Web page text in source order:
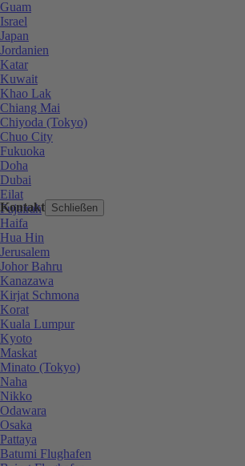
Kontakt Schließen
Guam
Israel
Japan
Jordanien
Katar
Kuwait
Khao Lak
Chiang Mai
Chiyoda (Tokyo)
Chuo City
Fukuoka
Doha
Dubai
Eilat
Fujairah
Haifa
Hua Hin
Jerusalem
Johor Bahru
Kanazawa
Kirjat Schmona
Korat
Kuala Lumpur
Kyoto
Maskat
Minato (Tokyo)
Naha
Nikko
Odawara
Osaka
Pattaya
Batumi Flughafen